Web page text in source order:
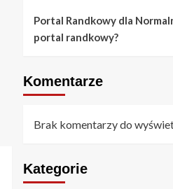
Portal Randkowy dla
portal randkowy?
Komentarze
Brak komentarzy do
Kategorie